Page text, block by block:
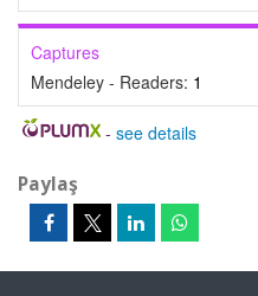
Captures
Mendeley - Readers: 1
- see details
Paylaş